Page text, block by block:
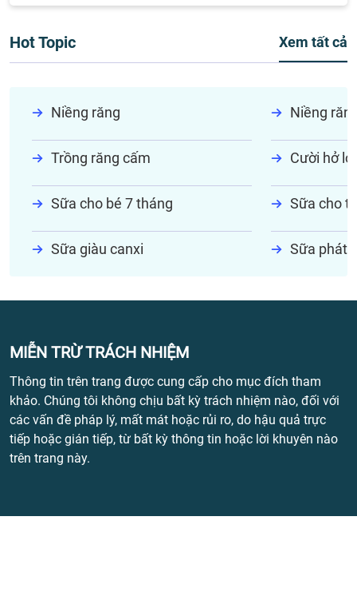
Hot Topic Xem tất cả
Niềng răng Niềng
Trồng răng cấm Cười hở lợi
Sữa cho bé 7 tháng Sữa cho
Sữa giàu canxi Sữa phát
MIỄN TRỪ TRÁCH NHIỆM
Thông tin trên trang được cung cấp cho mục đích tham
khảo. Chúng tôi không chịu bất kỳ trách nhiệm nào, đối với
các vấn đề pháp lý, mất mát hoặc rủi ro, do hậu quả trực
tiếp hoặc gián tiếp, từ bất kỳ thông tin hoặc lời khuyên nào
trên trang này.